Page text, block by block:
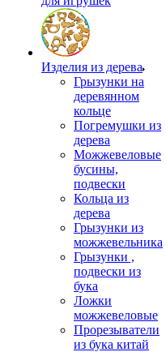
Изделия из дерева
Грызунки на
деревянном
кольце
Погремушки из
дерева
Можжевеловые
бусины,
подвески
Кольца из
дерева
Грызунки из
можжевельника
Грызунки ,
подвески из
бука
Ложки
можжевеловые
Прорезыватели
из бука китай